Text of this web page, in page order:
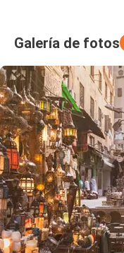
Galería de fotos